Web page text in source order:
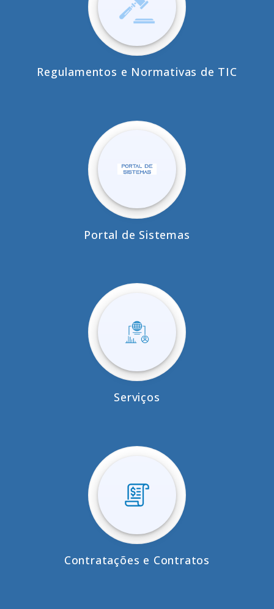
Regulamentos e Normativas de TIC
Portal de Sistemas
Serviços
Contratações e Contratos